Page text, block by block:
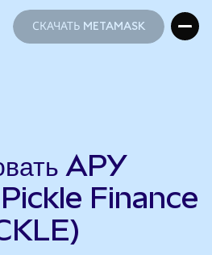
СКАЧАТЬ METAMASK
APY
Finance